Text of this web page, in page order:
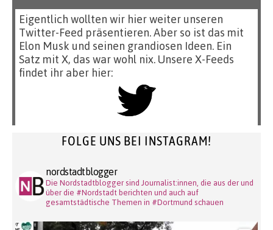
Eigentlich wollten wir hier weiter unseren
Twitter-Feed präsentieren. Aber so ist das mit
Elon Musk und seinen grandiosen Ideen. Ein
Satz mit X, das war wohl nix. Unsere X-Feeds
findet ihr aber hier:
FOLGE UNS BEI INSTAGRAM!
nordstadtblogger
Die Nordstadtblogger sind Journalist:innen, die aus der und
über die #Nordstadt berichten und auch auf
gesamtstädtische Themen in #Dortmund schauen